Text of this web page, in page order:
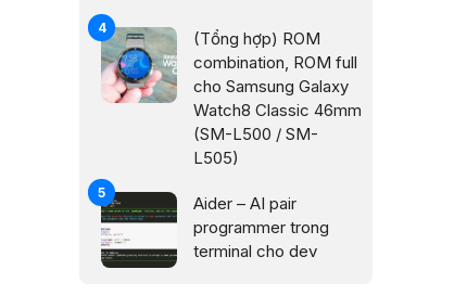
(Tổng hợp) ROM
combination, ROM full
cho Samsung Galaxy
Watch8 Classic 46mm
(SM-L500 / SM-
L505)
Aider – AI pair
programmer trong
terminal cho dev